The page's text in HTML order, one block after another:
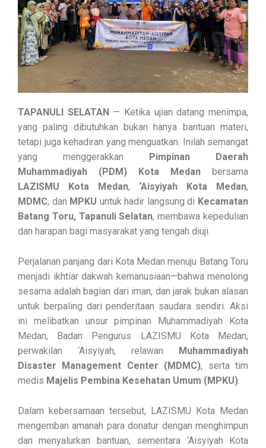
TAPANULI SELATAN — Ketika ujian datang menimpa,
yang paling dibutuhkan bukan hanya bantuan materi,
tetapi juga kehadiran yang menguatkan. Inilah semangat
yang menggerakkan
Pimpinan Daerah
Muhammadiyah (PDM) Kota Medan bersama
LAZISMU Kota Medan, ‘Aisyiyah Kota Medan,
MDMC, dan MPKU untuk hadir langsung di Kecamatan
Batang Toru, Tapanuli Selatan, membawa kepedulian
dan harapan bagi masyarakat yang tengah diuji.
Perjalanan panjang dari Kota Medan menuju Batang Toru
menjadi ikhtiar dakwah kemanusiaan—bahwa menolong
sesama adalah bagian dari iman, dan jarak bukan alasan
untuk berpaling dari penderitaan saudara sendiri. Aksi
ini melibatkan unsur pimpinan Muhammadiyah Kota
Medan, Badan Pengurus LAZISMU Kota Medan,
perwakilan ‘Aisyiyah, relawan Muhammadiyah
Disaster Management Center (MDMC), serta tim
medis Majelis Pembina Kesehatan Umum (MPKU).
Dalam kebersamaan tersebut, LAZISMU Kota Medan
mengemban amanah para donatur dengan menghimpun
dan menyalurkan bantuan, sementara ‘Aisyiyah Kota